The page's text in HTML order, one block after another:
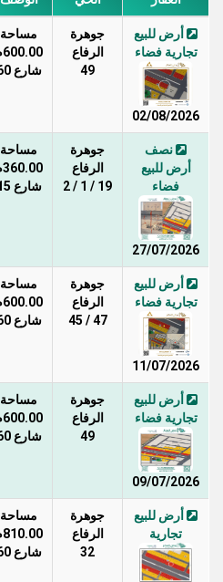
أرض للبيع
تجارية فضاء
02/08/2026
جوهرة
الرفاع
49
مساحة
600.00م
شارع 60
نصف
أرض للبيع
فضاء
27/07/2026
جوهرة
الرفاع
19 / 1 / 2
مساحة
360.00م
شارع 15
أرض للبيع
تجارية فضاء
11/07/2026
جوهرة
الرفاع
47 / 45
مساحة
600.00م
شارع 60
أرض للبيع
تجارية فضاء
09/07/2026
جوهرة
الرفاع
49
مساحة
600.00م
شارع 60
أرض للبيع
تجارية
جوهرة
الرفاع
32
مساحة
810.00م
شارع 60